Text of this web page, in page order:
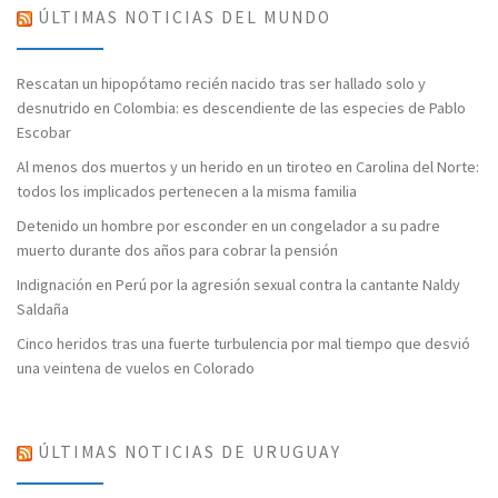
ÚLTIMAS NOTICIAS DEL MUNDO
Rescatan un hipopótamo recién nacido tras ser hallado solo y
desnutrido en Colombia: es descendiente de las especies de Pablo
Escobar
Al menos dos muertos y un herido en un tiroteo en Carolina del Norte:
todos los implicados pertenecen a la misma familia
Detenido un hombre por esconder en un congelador a su padre
muerto durante dos años para cobrar la pensión
Indignación en Perú por la agresión sexual contra la cantante Naldy
Saldaña
Cinco heridos tras una fuerte turbulencia por mal tiempo que desvió
una veintena de vuelos en Colorado
ÚLTIMAS NOTICIAS DE URUGUAY